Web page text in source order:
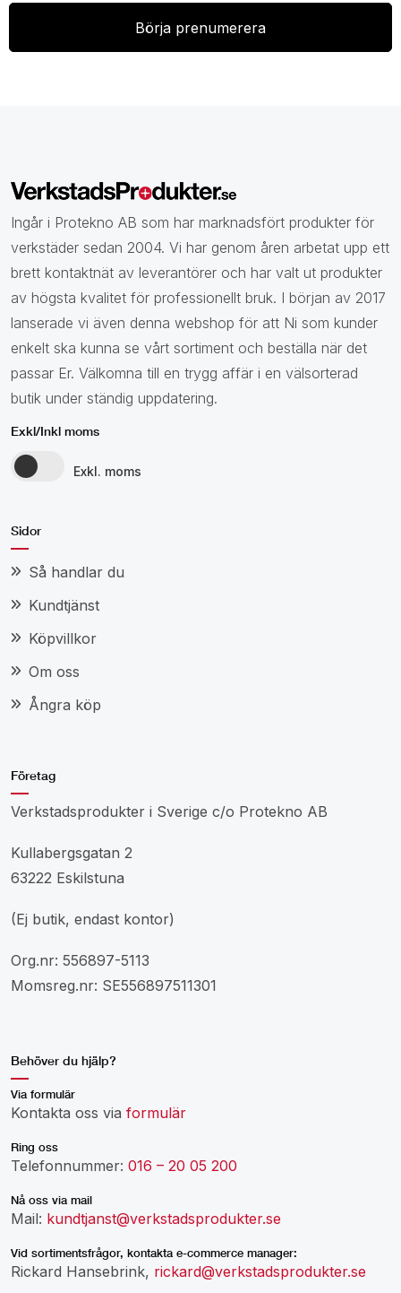
Ingår i Protekno AB som har marknadsfört produkter för
verkstäder sedan 2004. Vi har genom åren arbetat upp ett
brett kontaktnät av leverantörer och har valt ut produkter
av högsta kvalitet för professionellt bruk. I början av 2017
lanserade vi även denna webshop för att Ni som kunder
enkelt ska kunna se vårt sortiment och beställa när det
passar Er. Välkomna till en trygg affär i en välsorterad
butik under ständig uppdatering.
Exkl/Inkl moms
Exkl. moms
Sidor
Så handlar du
Kundtjänst
Köpvillkor
Om oss
Ångra köp
Företag
Verkstadsprodukter i Sverige c/o Protekno AB
Kullabergsgatan 2
63222 Eskilstuna
(Ej butik, endast kontor)
Org.nr: 556897-5113
Momsreg.nr: SE556897511301
Behöver du hjälp?
Via formulär
Kontakta oss via formulär
Ring oss
Telefonnummer: 016 – 20 05 200
Nå oss via mail
Mail: kundtjanst@verkstadsprodukter.se
Vid sortimentsfrågor, kontakta e-commerce manager:
Rickard Hansebrink, rickard@verkstadsprodukter.se